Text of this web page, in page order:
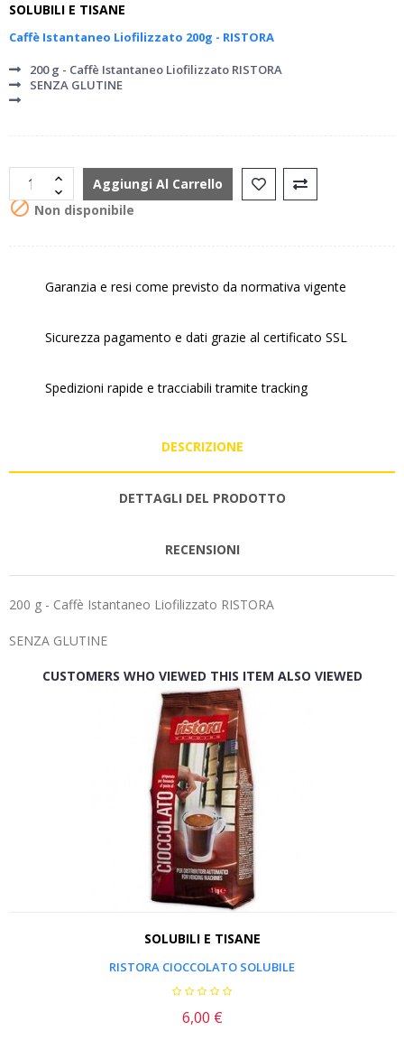
SOLUBILI E TISANE
Caffè Istantaneo Liofilizzato 200g - RISTORA
200 g - Caffè Istantaneo Liofilizzato RISTORA
SENZA GLUTINE
Aggiungi Al Carrello
 Non disponibile
Garanzia e resi come previsto da normativa vigente
Sicurezza pagamento e dati grazie al certificato SSL
Spedizioni rapide e tracciabili tramite tracking
DESCRIZIONE
DETTAGLI DEL PRODOTTO
RECENSIONI
200 g - Caffè Istantaneo Liofilizzato RISTORA
SENZA GLUTINE
CUSTOMERS WHO VIEWED THIS ITEM ALSO VIEWED
SOLUBILI E TISANE
RISTORA CIOCCOLATO SOLUBILE
Prezzo
6,00 €